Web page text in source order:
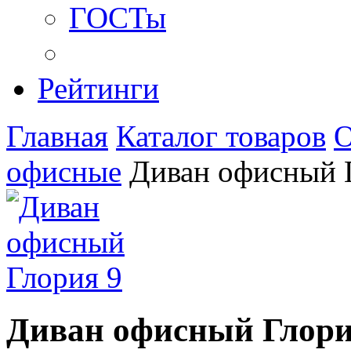
ГОСТы
Рейтинги
Главная Каталог товаров
офисные Диван офисный
Диван офисный